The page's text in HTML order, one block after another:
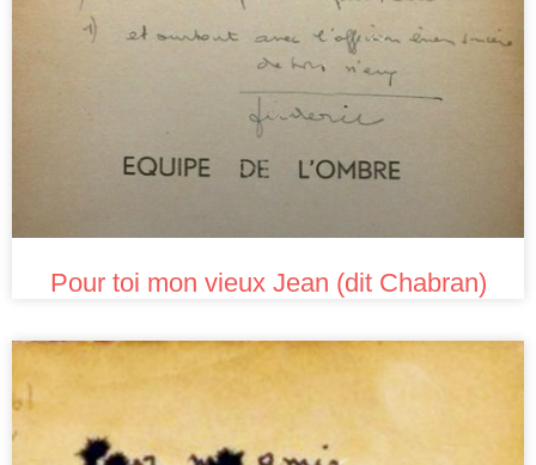
Pour toi mon vieux Jean (dit Chabran)